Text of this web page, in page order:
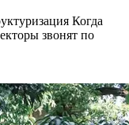
Когда
звонят по